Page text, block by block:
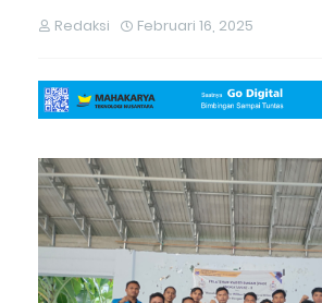
Redaksi Februari 16, 2025